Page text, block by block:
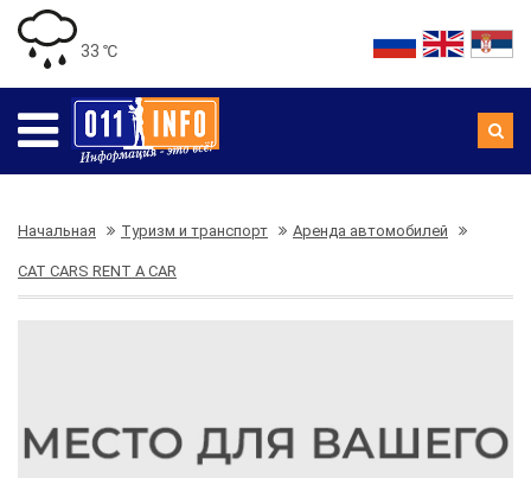
33 ℃
Начальная Туризм и транспорт Аренда автомобилей
CAT CARS RENT A CAR